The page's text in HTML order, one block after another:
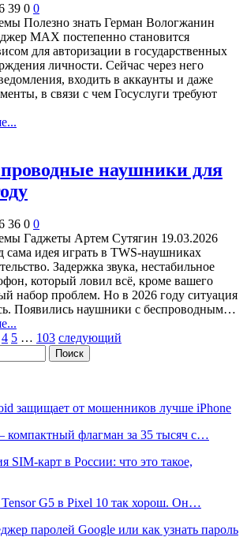
39 0 0
Полезно знать Герман Вологжанин
MAX постепенно становится
для авторизации в государственных
личности. Сейчас через него
входить в аккаунты и даже
в связи с чем Госуслуги требуют
наушники для
36 0 0
Гаджеты Артем Сутягин 19.03.2026
сама идея играть в TWS-наушниках
Задержка звука, нестабильное
который ловил всё, кроме вашего
набор проблем. Но в 2026 году ситуация
Появились наушники с беспроводным…
4 5 … 103 следующий
защищает от мошенников лучше iPhone
флагман за 35 тысяч с…
SIM-карт в России: что это такое,
Tensor G5 в Pixel 10 так хорош. Он…
паролей Google или как узнать пароль